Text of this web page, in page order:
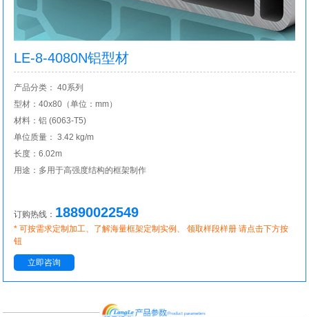
LE-8-4080N铝型材
产品分类： 40系列
型材：40x80（单位：mm）
材料：铝 (6063-T5)
单位质量： 3.42 kg/m
长度：6.02m
用途：多用于高强度结构的框架制作
订购热线： 18890022549
* 可按需求定制加工、了解海量框架定制实例、 领取样段样册 请点击下方按
钮
立即咨询